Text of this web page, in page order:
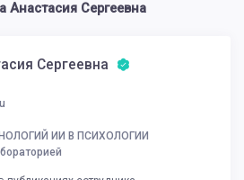
Анастасия Сергеевна
Сергеевна
ИИ В ПСИХОЛОГИИ